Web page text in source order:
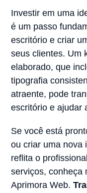
Investir em uma
é um passo
escritório e criar
seus clientes. Um
elaborado, que
tipografia
atraente, pode
escritório e ajudar
Se você está
ou criar uma nova
reflita o
serviços, conheça
Aprimora Web.